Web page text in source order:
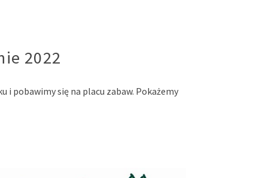
2022
i pobawimy się na placu zabaw. Pokażemy